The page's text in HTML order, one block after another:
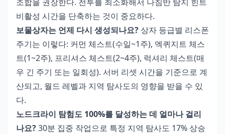
비활성 시간을 단축하는 것이 중요하다.
보물상자는 언제 다시 생성되나요? 상자 등급별 리스폰
주기는 이렇다: 커먼 체스트(수일~1주), 엑퀴지트 체스
트(1~2주), 프리셔스 체스트(2~4주), 럭셔리 체스트(매
우 긴 주기 또는 일회성). 서버 리셋 시간을 기준으로 계
산되고, 월드 레벨과 지역 탐사도의 영향을 받을 수 있
다.
노드크라이 탐험도 100%를 달성하는 데 얼마나 걸리
나요?30분 집중 작업으로 특정 지역 탐사도 17% 상승